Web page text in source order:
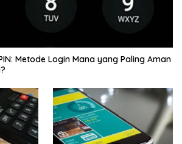
Metode Login Mana yang Paling Aman